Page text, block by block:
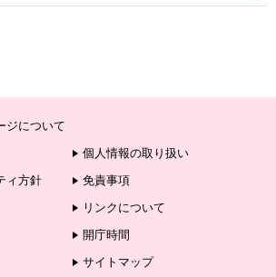
ジについて
個人情報の取り扱い
ィ方針
免責事項
リンクについて
開庁時間
サイトマップ